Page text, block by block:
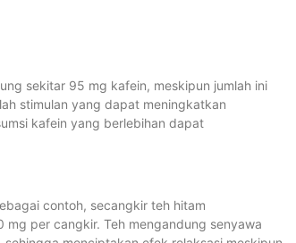
sekitar 95 mg kafein, meskipun jumlah ini
stimulan yang dapat meningkatkan
kafein yang berlebihan dapat
contoh, secangkir teh hitam
per cangkir. Teh mengandung senyawa